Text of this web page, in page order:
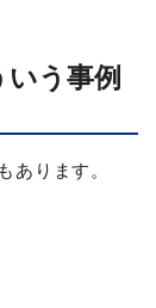
う事例
あります。